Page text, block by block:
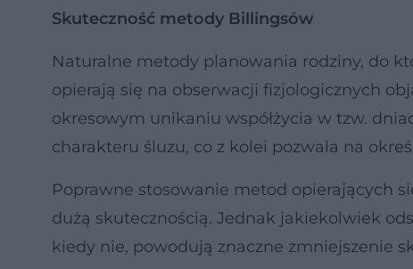
Skuteczność metody Billingsów
Naturalne metody planowania rodziny, do
opierają się na obserwacji fizjologicznych
okresowym unikaniu współżycia w tzw.
charakteru śluzu, co z kolei pozwala na
Poprawne stosowanie metod opierających
dużą skutecznością. Jednak jakiekolwiek
kiedy nie, powodują znaczne zmniejszenie